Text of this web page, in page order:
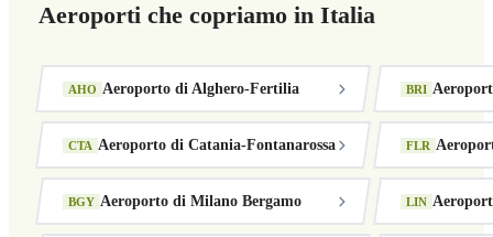
Aeroporti che copriamo in Italia
AHO Aeroporto di Alghero-Fertilia BRI
CTA Aeroporto di Catania-Fontanarossa FLR
BGY Aeroporto di Milano Bergamo LIN